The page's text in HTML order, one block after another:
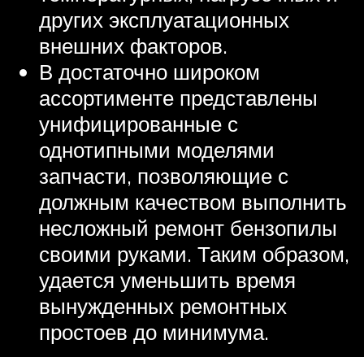
других эксплуатационных
внешних факторов.
В достаточно широком
ассортименте представлены
унифицированные с
однотипными моделями
запчасти, позволяющие с
должным качеством выполнить
несложный ремонт бензопилы
своими руками. Таким образом,
удается уменьшить время
вынужденных ремонтных
простоев до минимума.